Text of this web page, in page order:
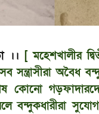
।। [ মহেশখালীর
সব সন্ত্রাসীরা
কোনো
বন্দুকধারীরা